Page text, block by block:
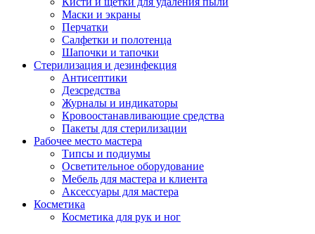
Маски и экраны
Перчатки
Салфетки и полотенца
Шапочки и тапочки
Стерилизация и дезинфекция
Антисептики
Дезсредства
Журналы и индикаторы
Кровоостанавливающие средства
Пакеты для стерилизации
Рабочее место мастера
Типсы и подиумы
Осветительное оборудование
Мебель для мастера и клиента
Аксессуары для мастера
Косметика
Косметика для рук и ног